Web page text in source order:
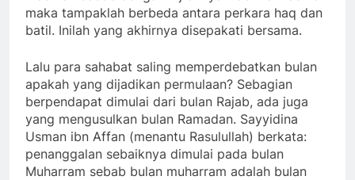
maka tampaklah berbeda antara perkara haq dan
batil. Inilah yang akhirnya disepakati bersama.
Lalu para sahabat saling memperdebatkan bulan
apakah yang dijadikan permulaan? Sebagian
berpendapat dimulai dari bulan Rajab, ada juga
yang mengusulkan bulan Ramadan. Sayyidina
Usman ibn Affan (menantu Rasulullah) berkata:
penanggalan sebaiknya dimulai pada bulan
Muharram sebab bulan muharram adalah bulan